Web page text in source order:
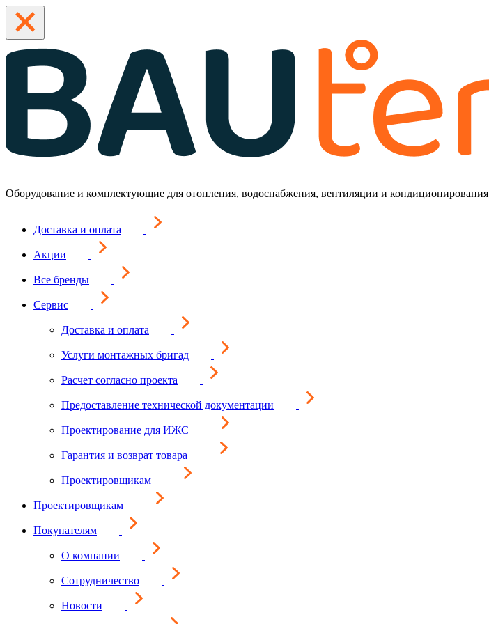
Оборудование и комплектующие для отопления, водоснабжения, вентиляции и кондиционирования
Доставка и оплата
Акции
Все бренды
Сервис
Доставка и оплата
Услуги монтажных бригад
Расчет согласно проекта
Предоставление технической документации
Проектирование для ИЖС
Гарантия и возврат товара
Проектировщикам
Проектировщикам
Покупателям
О компании
Сотрудничество
Новости